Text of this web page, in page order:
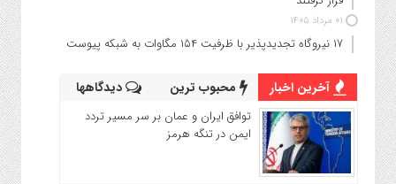
۰۱ مرداد ۱۴۰۵
۱۷ نیروگاه تجدیدپذیر با ظرفیت ۱۵۴ مگاوات به شبکه پیوست
آخرین اخبار محبوب ترین دیدگاهها
توافق ایران و عمان بر سر مسیر تردد
ایمن در تنگه هرمز